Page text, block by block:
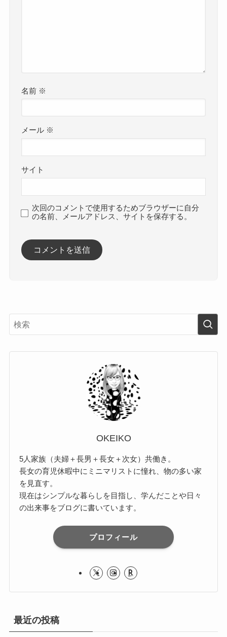
名前 ※
メール ※
サイト
次回のコメントで使用するためブラウザーに自分
の名前、メールアドレス、サイトを保存する。
OKEIKO
5人家族（夫婦＋長男＋長女＋次女）共働き。
長女の育児休暇中にミニマリストに憧れ、物の多い家
を見直す。
現在はシンプルな暮らしを目指し、学んだことや日々
の出来事をブログに書いています。
プロフィール
最近の投稿